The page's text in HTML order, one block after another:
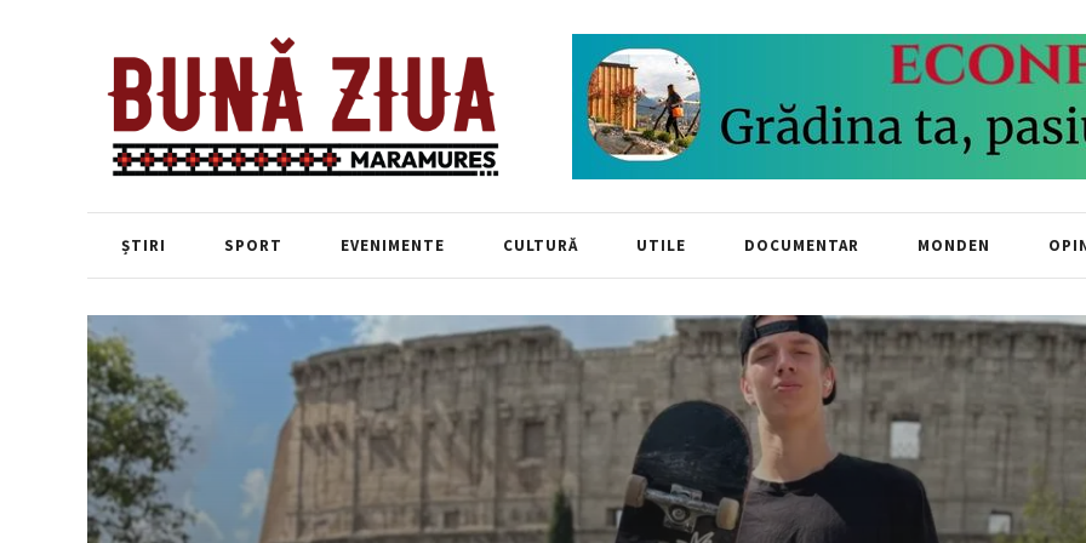
ȘTIRI SPORT EVENIMENTE CULTURĂ UTILE DOCUMENTAR MONDEN